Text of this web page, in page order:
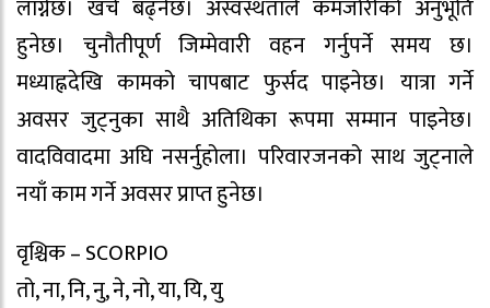
लाग्नेछ। खर्च बढ्नेछ। अस्वस्थताले कमजोरीको अनुभूति
हुनेछ। चुनौतीपूर्ण जिम्मेवारी वहन गर्नुपर्ने समय छ।
मध्याह्नदेखि कामको चापबाट फुर्सद पाइनेछ। यात्रा गर्ने
अवसर जुट्नुका साथै अतिथिका रूपमा सम्मान पाइनेछ।
वादविवादमा अघि नसर्नुहोला। परिवारजनको साथ जुट्नाले
नयाँ काम गर्ने अवसर प्राप्त हुनेछ।
वृश्चिक – SCORPIO
तो, ना, नि, नु, ने, नो, या, यि, यु